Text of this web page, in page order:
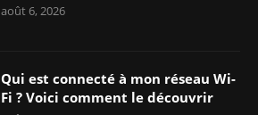
août 6, 2026
Qui est connecté à mon réseau Wi-
Fi ? Voici comment le découvrir